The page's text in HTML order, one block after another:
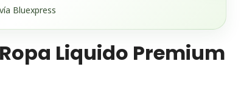
Bluexpress
Liquido Premium